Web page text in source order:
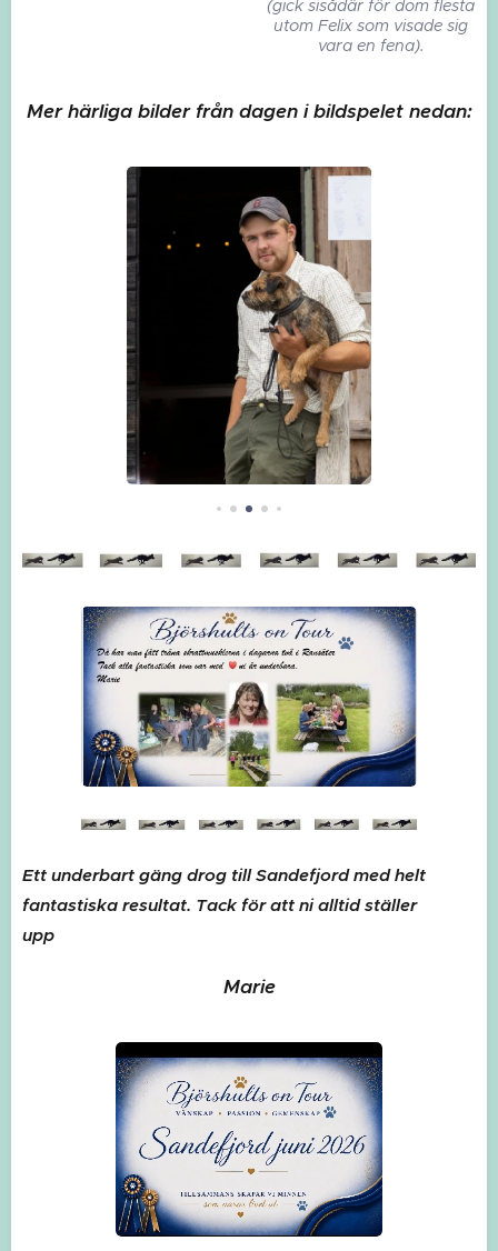
(gick sisådär för dom flesta
utom Felix som visade sig
vara en fena).
Mer härliga bilder från dagen i bildspelet nedan:
Ett underbart gäng drog till Sandefjord med helt
fantastiska resultat. Tack för att ni alltid ställer
upp
Marie